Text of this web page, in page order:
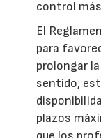
control
El
para
prolongar
sentido,
plazos